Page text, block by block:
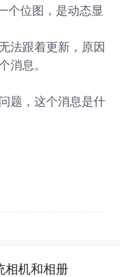
个位图，是动态显
法跟着更新，原因
消息。
题，这个消息是什
相机和相册